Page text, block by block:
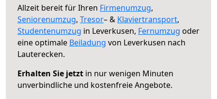
Allzeit bereit für Ihren Firmenumzug,
Seniorenumzug, Tresor– & Klaviertransport,
Studentenumzug in Leverkusen, Fernumzug oder
eine optimale Beiladung von Leverkusen nach
Lauterecken.
Erhalten Sie jetzt in nur wenigen Minuten
unverbindliche und kostenfreie Angebote.